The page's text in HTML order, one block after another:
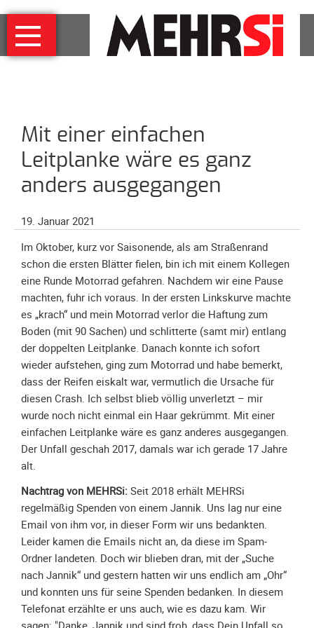
Navigation
überspringen
MEHRSi
Wer
Interview
Ziel
und
Strategie
Prominente
für
MEHRSi
Unterstützen
Spendenkonto
Förderer
werden
Fördererdaten
ändern
Gewerbliche
Förderer
Flyer
Infokarte
Achte
auf
Motorradfahrer
Merchandise
Aktionen
Info/Presse
Mit einer einfachen
Leitplanke wäre es ganz
anders ausgegangen
19. Januar 2021
Im Oktober, kurz vor Saisonende, als am Straßenrand
schon die ersten Blätter fielen, bin ich mit einem Kollegen
eine Runde Motorrad gefahren. Nachdem wir eine Pause
machten, fuhr ich voraus. In der ersten Linkskurve machte
es „krach“ und mein Motorrad verlor die Haftung zum
Boden (mit 90 Sachen) und schlitterte (samt mir) entlang
der doppelten Leitplanke. Danach konnte ich sofort
wieder aufstehen, ging zum Motorrad und habe bemerkt,
dass der Reifen eiskalt war, vermutlich die Ursache für
diesen Crash. Ich selbst blieb völlig unverletzt – mir
wurde noch nicht einmal ein Haar gekrümmt. Mit einer
einfachen Leitplanke wäre es ganz anderes ausgegangen.
Der Unfall geschah 2017, damals war ich gerade 17 Jahre
alt.
Nachtrag von MEHRSi: Seit 2018 erhält MEHRSi
regelmäßig Spenden von einem Jannik. Uns lag nur eine
Email von ihm vor, in dieser Form wir uns bedankten.
Leider kamen die Emails nicht an, da diese im Spam-
Ordner landeten. Doch wir blieben dran, mit der „Suche
nach Jannik“ und gestern hatten wir uns endlich am „Ohr“
und konnten uns für seine Spenden bedanken. In diesem
Telefonat erzählte er uns auch, wie es dazu kam. Wir
sagen: "Danke, Jannik und sind froh, dass Dein Unfall so